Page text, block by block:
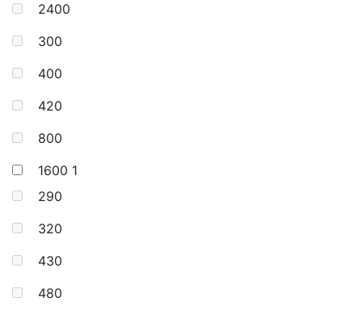
2400
300
400
420
800
1600 1
290
320
430
480